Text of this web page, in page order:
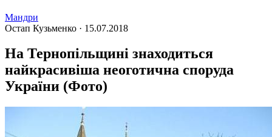
Мандри
Остап Кузьменко · 15.07.2018
На Тернопільщині знаходиться
найкрасивіша неоготична споруда
України (Фото)